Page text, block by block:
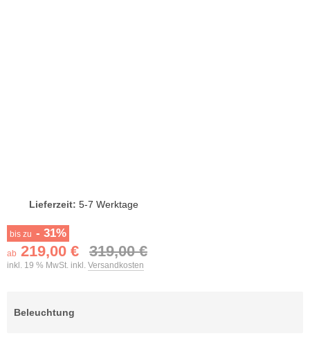
Lieferzeit: 5-7 Werktage
bis zu - 31%
ab 219,00 € 319,00 €
inkl. 19 % MwSt. inkl. Versandkosten
Beleuchtung